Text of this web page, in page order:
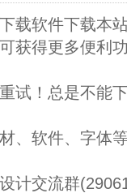
载软件下载本
获得更多便利
试！总是不能
、软件、字体
计交流群